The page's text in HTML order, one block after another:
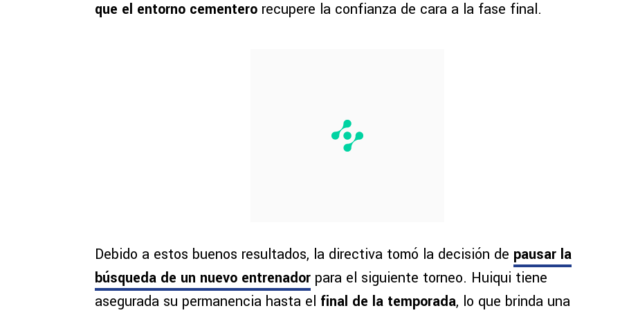
que el entorno cementero recupere la confianza de cara a la fase final.
Debido a estos buenos resultados, la directiva tomó la decisión de pausar la
búsqueda de un nuevo entrenador para el siguiente torneo. Huiqui tiene
asegurada su permanencia hasta el final de la temporada, lo que brinda una